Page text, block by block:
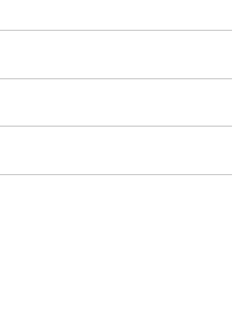
ったスキルやノウハウをご紹